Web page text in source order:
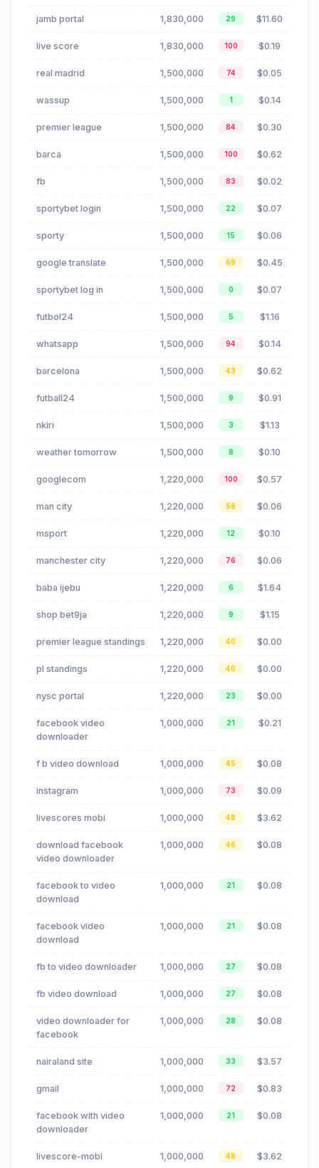
jamb portal 1,830,000 29 $11.60
live score 1,830,000 100 $0.19
real madrid 1,500,000 74 $0.05
wassup 1,500,000 1 $0.14
premier league 1,500,000 84 $0.30
barca 1,500,000 100 $0.62
fb 1,500,000 83 $0.02
sportybet login 1,500,000 22 $0.07
sporty 1,500,000 15 $0.06
google translate 1,500,000 69 $0.45
sportybet log in 1,500,000 0 $0.07
futbol24 1,500,000 5 $1.16
whatsapp 1,500,000 94 $0.14
barcelona 1,500,000 43 $0.62
futball24 1,500,000 9 $0.91
nkiri 1,500,000 3 $1.13
weather tomorrow 1,500,000 8 $0.10
googlecom 1,220,000 100 $0.57
man city 1,220,000 58 $0.06
msport 1,220,000 12 $0.10
manchester city 1,220,000 76 $0.06
baba ijebu 1,220,000 6 $1.64
shop bet9ja 1,220,000 9 $1.15
premier league standings 1,220,000 40 $0.00
pl standings 1,220,000 40 $0.00
nysc portal 1,220,000 23 $0.00
facebook video
downloader
1,000,000 21 $0.21
f b video download 1,000,000 45 $0.08
instagram 1,000,000 73 $0.09
livescores mobi 1,000,000 48 $3.62
download facebook
video downloader
1,000,000 46 $0.08
facebook to video
download
1,000,000 21 $0.08
facebook video
download
1,000,000 21 $0.08
fb to video downloader 1,000,000 27 $0.08
fb video download 1,000,000 27 $0.08
video downloader for
facebook
1,000,000 28 $0.08
nairaland site 1,000,000 33 $3.57
gmail 1,000,000 72 $0.83
facebook with video
downloader
1,000,000 21 $0.08
livescore-mobi 1,000,000 48 $3.62